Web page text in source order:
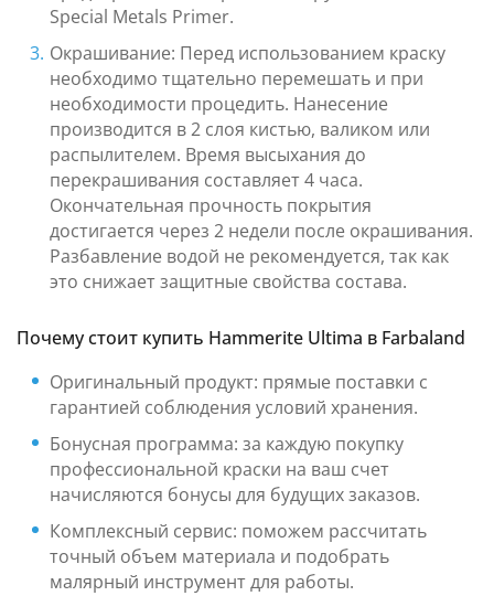
Special Metals Primer.
Окрашивание: Перед использованием краску
необходимо тщательно перемешать и при
необходимости процедить. Нанесение
производится в 2 слоя кистью, валиком или
распылителем. Время высыхания до
перекрашивания составляет 4 часа.
Окончательная прочность покрытия
достигается через 2 недели после окрашивания.
Разбавление водой не рекомендуется, так как
это снижает защитные свойства состава.
Почему стоит купить Hammerite Ultima в Farbaland
Оригинальный продукт: прямые поставки с
гарантией соблюдения условий хранения.
Бонусная программа: за каждую покупку
профессиональной краски на ваш счет
начисляются бонусы для будущих заказов.
Комплексный сервис: поможем рассчитать
точный объем материала и подобрать
малярный инструмент для работы.